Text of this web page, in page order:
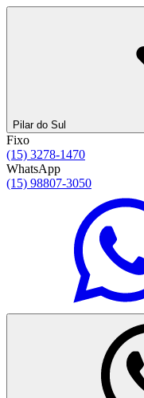
Pilar do Sul
Fixo
(15) 3278-1470
WhatsApp
(15) 98807-3050